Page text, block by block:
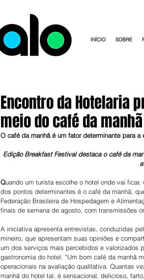
INÍCIO SOBRE
Encontro da Hotelaria
meio do café da manhã
O café da manhã é um fator determinante para a
Edição Breakfast Festival destaca o café da
Quando um turista escolhe o hotel onde vai
dos pontos determinantes é o café da manhã,
Federação Brasileira de Hospedagem e
finais de semana de agosto, com transmissões
A iniciativa apresenta entrevistas, conduzidas
mineiro, que apresentam suas opiniões e
um dos serviços mais percebidos e valorizados
gastronomia do hotel. “Um bom café da manhã
operacionais na avaliação qualitativa. Quantas
manhã do hotel tal, é sensacional, delicioso,